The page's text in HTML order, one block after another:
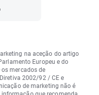
na aceção do artigo
Europeu e do
mercados de
2002/92 / CE e
de marketing não é